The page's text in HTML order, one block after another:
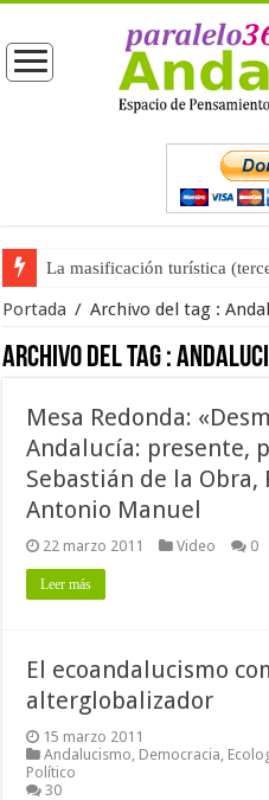
La masificación turística
La opinión pública ante las
Portada / Archivo del tag :
Archivo del tag :
Mesa Redonda:
Andalucía: presente,
Sebastián de la Obra,
Antonio Manuel
22 marzo 2011 Video 0
Leer más
El ecoandalucismo
alterglobalizador
15 marzo 2011
Andalucismo, Democracia,
Político
30